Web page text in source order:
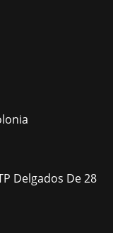
Delgados De 28